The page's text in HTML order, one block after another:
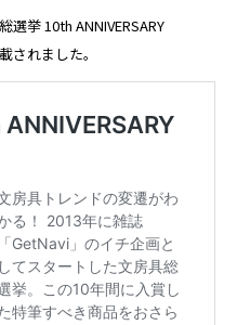
挙 10th ANNIVERSARY
されました。